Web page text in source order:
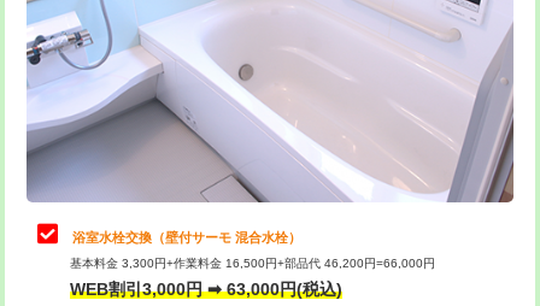
カメラ調査 33,000円
桝清掃 8,800円
止水・漏水調査・防水処理・清掃・修
理・調整・分解・加工など（軽作業）
止水・漏水調査・防水処理・清掃・修
理・調整・分解・加工など（中作業）
22,000円
止水・漏水調査・防水処理・清掃・修
理・調整・分解・加工など（重作業）
33,000円
浴室水栓交換（壁付サーモ 混合水栓）
基本料金 3,300円+作業料金 16,500円+部品代 46,200円=66,000円
WEB割引3,000円 ➡ 63,000円(税込)